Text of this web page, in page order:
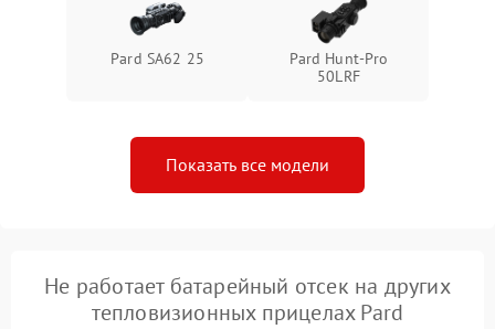
Pard SA62 25
Pard Hunt-Pro
50LRF
Показать все модели
Не работает батарейный отсек на других
тепловизионных прицелах Pard